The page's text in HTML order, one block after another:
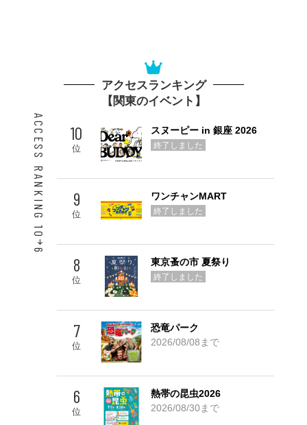
アクセスランキング
【関東のイベント】
ACCESS RANKING 10
6
10
位
スヌーピー in 銀座 2026
終了しました
9
位
ワンチャンMART
終了しました
8
位
東京蚤の市 夏祭り
終了しました
7
位
恐竜パーク
2026/08/08まで
6
位
熱帯の昆虫2026
2026/08/30まで